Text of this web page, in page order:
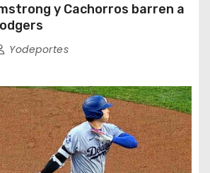
y Cachorros barren a
Yodeportes